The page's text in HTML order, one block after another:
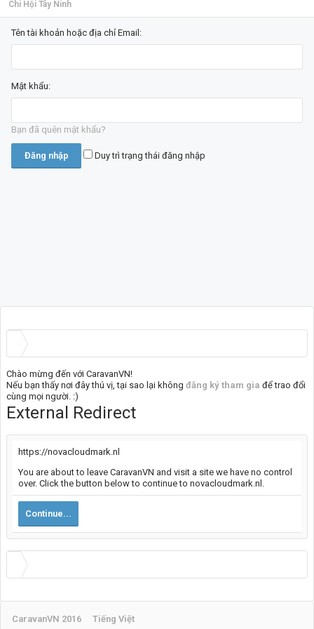
Chi Hội Tây Ninh
Tên tài khoản hoặc địa chỉ Email:
Mật khẩu:
Bạn đã quên mật khẩu?
Duy trì trạng thái đăng nhập
Chào mừng đến với CaravanVN!
Nếu bạn thấy nơi đây thú vị, tại sao lại không đăng ký tham gia để trao đổi
cùng mọi người. :)
External Redirect
https://novacloudmark.nl
You are about to leave CaravanVN and visit a site we have no control
over. Click the button below to continue to novacloudmark.nl.
Continue...
CaravanVN 2016 Tiếng Việt